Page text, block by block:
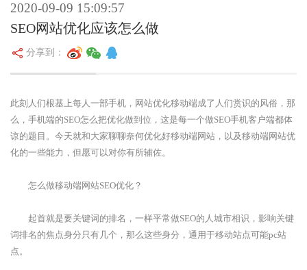
2020-09-09 15:09:57
SEO网站优化应该怎么做
分享到：
此刻人们根基上每人一部手机，网站优化移动端成了人们赏识的风俗，那
么，手机端的SEO怎么把优化做到位，这是每一个做SEO手机客户端都体
谅的题目。今天就和大家聊聊奈何优化好移动端网站，以及移动端网站优
化的一些能力，但愿可以对你有所辅佐。
怎么做移动端网站SEO优化？
起首就是要关键词的排名，一样平常做SEO的人城市相识，影响关键
词排名的焦点身分只有几个，那么这些身分，通用于移动站点可能pc站
点。